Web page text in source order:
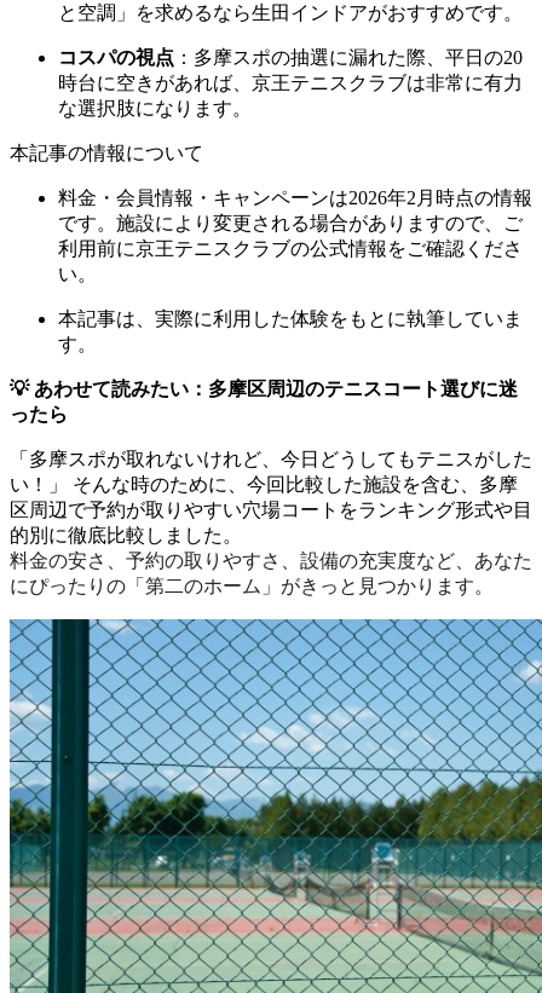
と空調」を求めるなら生田インドアがおすすめです。
コスパの視点 ：多摩スポの抽選に漏れた際、平日の20
時台に空きがあれば、京王テニスクラブは非常に有力
な選択肢になります。
本記事の情報について
料金・会員情報・キャンペーンは2026年2月時点の情報
です。施設により変更される場合がありますので、ご
利用前に京王テニスクラブの公式情報をご確認くださ
い。
本記事は、実際に利用した体験をもとに執筆していま
す。
💡 あわせて読みたい：多摩区周辺のテニスコート選びに迷
ったら
「多摩スポが取れないけれど、今日どうしてもテニスがした
い！」 そんな時のために、今回比較した施設を含む、多摩
区周辺で予約が取りやすい穴場コートをランキング形式や目
的別に徹底比較しました。
料金の安さ、予約の取りやすさ、設備の充実度など、あなた
にぴったりの「第二のホーム」がきっと見つかります。